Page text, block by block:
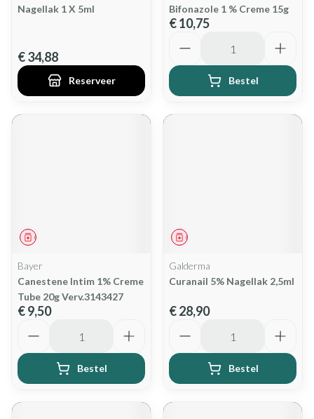
Nagellak 1 X 5ml
€ 34,88
Reserveer
Bifonazole 1 % Creme 15g
€ 10,75
Bestel
Geneesmiddel
Bayer
Canestene Intim 1% Creme
Tube 20g Verv.3143427
€ 9,50
Bestel
Geneesmiddel
Galderma
Curanail 5% Nagellak 2,5ml
€ 28,90
Bestel